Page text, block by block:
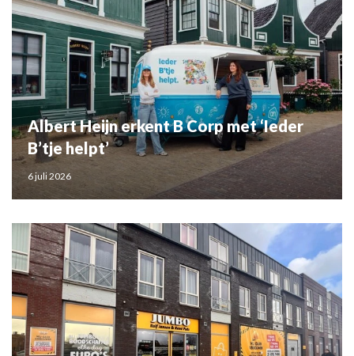
Albert Heijn erkent B Corp met ‘Ieder
B’tje helpt’
6 juli 2026